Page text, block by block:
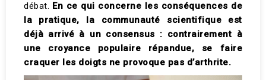
débat. En ce qui concerne les conséquences de
la pratique, la communauté scientifique est
déjà arrivé à un consensus : contrairement à
une croyance populaire répandue, se faire
craquer les doigts ne provoque pas d’arthrite.